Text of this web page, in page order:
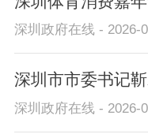
深圳政府在线 - 2026-
深圳市市委书记
深圳政府在线 - 2026-